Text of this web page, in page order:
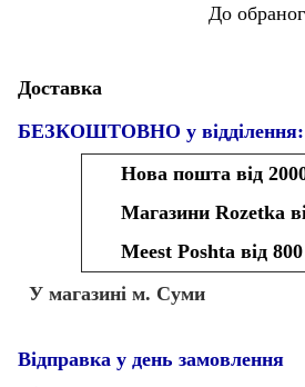
До
Доставка
БЕЗКОШТОВНО у відділення:
Нова пошта від
Магазини Rozetka
Meest Poshta від 800
У магазині м. Суми
Відправка у день замовлення